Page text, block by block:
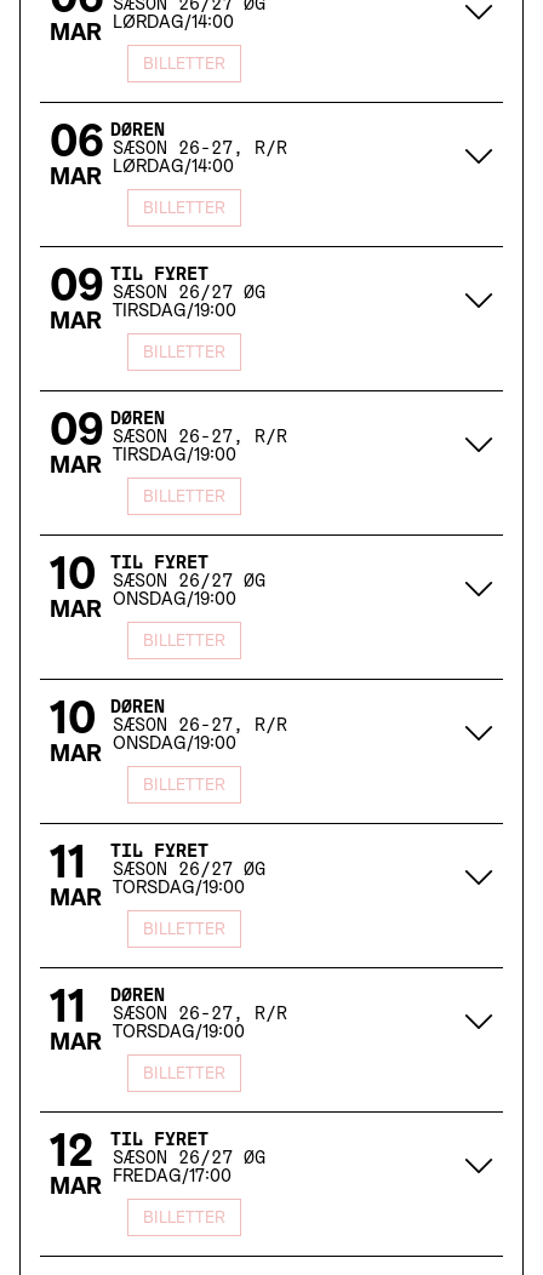
MAR
SÆSON 26/27 ØG
LØRDAG/14:00
BILLETTER
06
MAR
DØREN
SÆSON 26-27, R/R
LØRDAG/14:00
BILLETTER
09
MAR
TIL FYRET
SÆSON 26/27 ØG
TIRSDAG/19:00
BILLETTER
09
MAR
DØREN
SÆSON 26-27, R/R
TIRSDAG/19:00
BILLETTER
10
MAR
TIL FYRET
SÆSON 26/27 ØG
ONSDAG/19:00
BILLETTER
10
MAR
DØREN
SÆSON 26-27, R/R
ONSDAG/19:00
BILLETTER
11
MAR
TIL FYRET
SÆSON 26/27 ØG
TORSDAG/19:00
BILLETTER
11
MAR
DØREN
SÆSON 26-27, R/R
TORSDAG/19:00
BILLETTER
12
MAR
TIL FYRET
SÆSON 26/27 ØG
FREDAG/17:00
BILLETTER